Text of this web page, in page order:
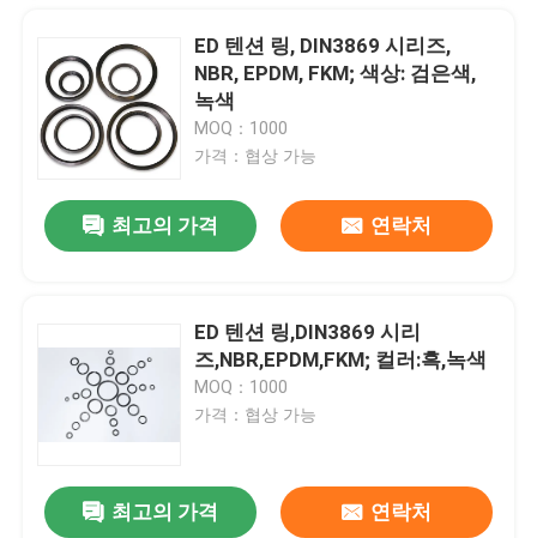
홈
ED 텐션 링, DIN3869 시리즈,
NBR, EPDM, FKM; 색상: 검은색,
녹색
MOQ：1000
가격：협상 가능
최고의 가격 연락처
ED 텐션 링,DIN3869 시리
즈,NBR,EPDM,FKM; 컬러:흑,녹색
MOQ：1000
가격：협상 가능
최고의 가격 연락처